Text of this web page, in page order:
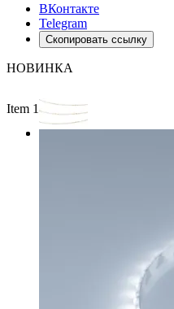
ВКонтакте
Telegram
Скопировать ссылку
НОВИНКА
Item 1 of 2